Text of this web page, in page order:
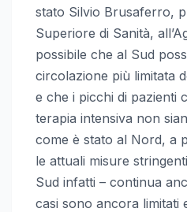
stato Silvio Brusaferro,
Superiore di Sanità,
possibile che al Sud
circolazione più limitata
e che i picchi di pazienti
terapia intensiva non
come è stato al Nord, a
le attuali misure
Sud infatti – continua
casi sono ancora limitati